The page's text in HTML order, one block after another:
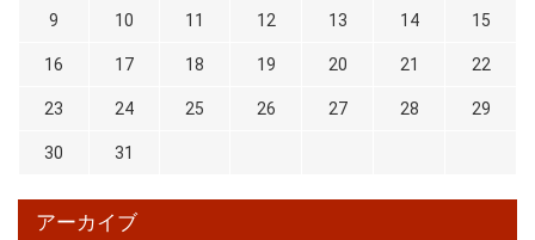
9 10 11 12 13 14 15
16 17 18 19 20 21 22
23 24 25 26 27 28 29
30 31
アーカイブ